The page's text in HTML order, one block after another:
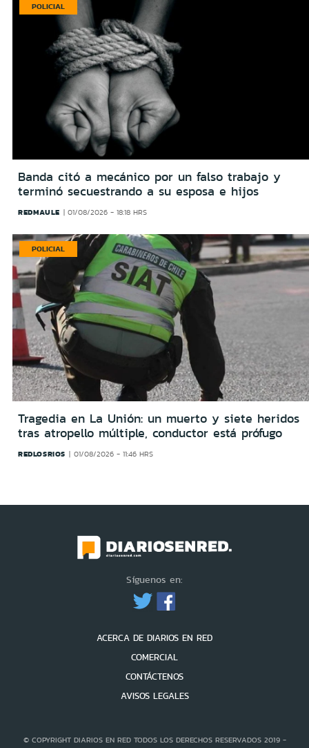
POLICIAL
Banda citó a mecánico por un falso trabajo y
terminó secuestrando a su esposa e hijos
REDMAULE 01/08/2026 - 18:18 HRS
POLICIAL
Tragedia en La Unión: un muerto y siete heridos
tras atropello múltiple, conductor está prófugo
REDLOSRIOS 01/08/2026 - 11:46 HRS
Síguenos en:
ACERCA DE DIARIOS EN RED
COMERCIAL
CONTÁCTENOS
AVISOS LEGALES
© COPYRIGHT DIARIOS EN RED TODOS LOS DERECHOS RESERVADOS 2019 -